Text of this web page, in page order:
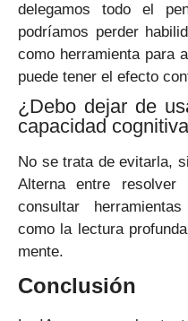
delegamos todo el
podríamos perder
como herramienta para
puede tener el efecto
¿Debo dejar de
capacidad
No se trata de evitarla,
Alterna entre
consultar
como la lectura
mente.
Conclusión